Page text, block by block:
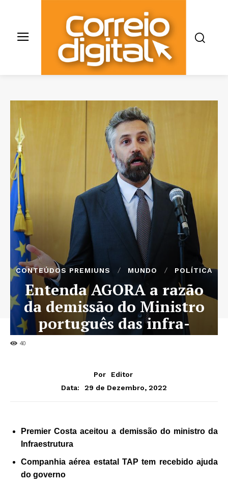
40
CONTEÚDOS PREMIUNS MUNDO POLÍTICA
Entenda AGORA a razão
da demissão do Ministro
português das infra-
estruturas
Por
Editor
Data:
29 de Dezembro, 2022
Premier Costa aceitou a demissão do ministro da
Infraestrutura
Companhia aérea estatal TAP tem recebido ajuda
do governo